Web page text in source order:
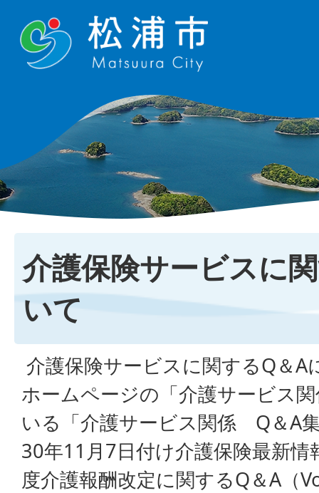
介護保険サービスに
いて
介護保険サービスに関するQ＆A
ホームページの「介護サービス
いる「介護サービス関係 Q＆A
30年11月7日付け介護保険最新
度介護報酬改定に関するQ＆A（